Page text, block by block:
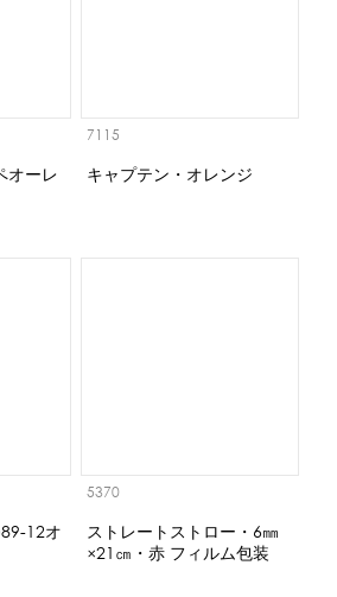
オーレ
7115
キャプテン・オレンジ
12オ
5370
ストレートストロー・6㎜
×21㎝・赤 フィルム包装